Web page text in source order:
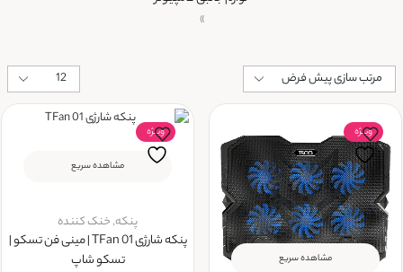
»
ویــژه
مشاهده سریع
ویــژه
مشاهده سریع
پنکه,خنک کننده
پنکه شارژی TFan 01 | مینی فن تسکو |
تسکو شاپ